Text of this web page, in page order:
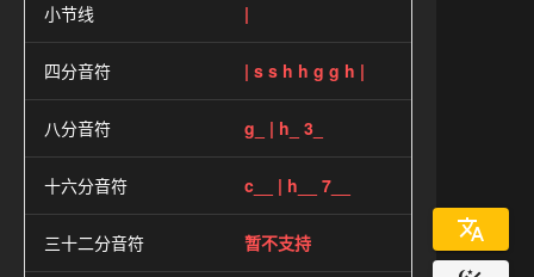
小节线 |
四分音符 | s s h h g g h |
八分音符 g_ | h_ 3_
十六分音符 c__ | h__ 7__
三十二分音符 暂不支持